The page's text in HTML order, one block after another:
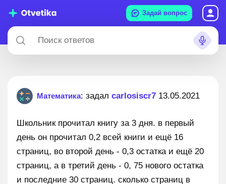
Задай вопрос
Математика: задал carlosiscr7 13.05.2021
Школьник прочитал книгу за 3 дня. в первый
день он прочитал 0,2 всей книги и ещё 16
страниц, во второй день - 0,3 остатка и ещё 20
страниц, а в третий день - 0, 75 нового остатка
и последние 30 страниц. сколько страниц в